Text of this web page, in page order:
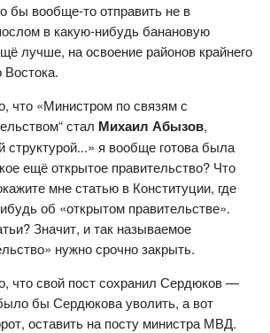
бы вообще-то отправить не в
в какую-нибудь банановую
лучше, на освоение районов крайнего
что «Министром по связям с
стал Михаил Абызов,
структурой...» я вообще готова была
ещё открытое правительство? Что
мне статью в Конституции, где
об «открытом правительстве».
Значит, и так называемое
нужно срочно закрыть.
что свой пост сохранил Сердюков —
бы Сердюкова уволить, а вот
оставить на посту министра МВД.